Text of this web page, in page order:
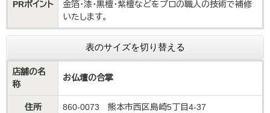
PRポイント
金箔・漆・黒檀・紫檀などをプロの職人の技術で補修
いたします。
表のサイズを切り替える
店舗の名
称
お仏壇の合掌
住所 860-0073 熊本市西区島崎5丁目4-37